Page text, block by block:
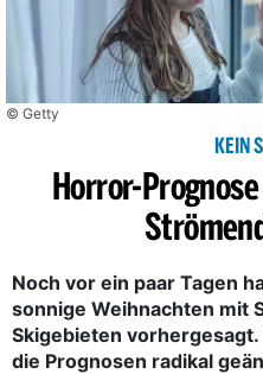
© Getty
KEIN
Horror-
Noch vor ein paar Tagen
sonnige Weihnachten mit
Skigebieten
die Prognosen radikal